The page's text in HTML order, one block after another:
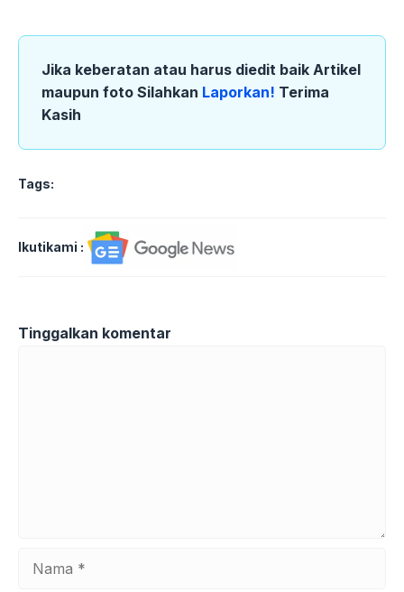
Jika keberatan atau harus diedit baik Artikel
maupun foto Silahkan Laporkan! Terima
Kasih
Tags:
Ikutikami :
Tinggalkan komentar